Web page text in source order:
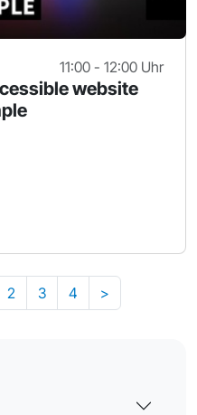
11:00 - 12:00 Uhr
website
2 3 4 >